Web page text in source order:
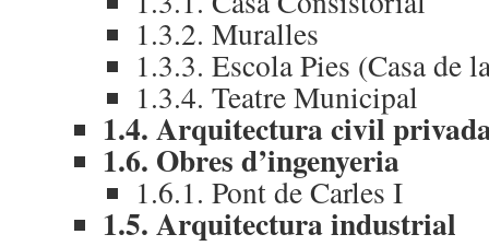
1.3.2. Muralles
1.3.3. Escola Pies (Casa de
1.3.4. Teatre Municipal
1.4. Arquitectura civil
1.6. Obres d’ingenyeria
1.6.1. Pont de Carles I
1.5. Arquitectura industrial